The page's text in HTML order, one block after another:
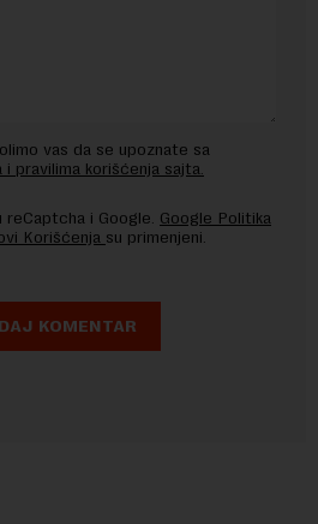
vas da se upoznate sa
i pravilima korišćenja sajta.
i Google. Google Politika
Korišćenja su primenjeni.